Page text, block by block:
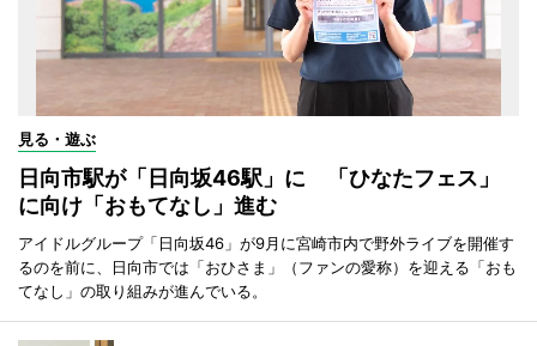
見る・遊ぶ
日向市駅が「日向坂46駅」に 「ひなたフェス」
に向け「おもてなし」進む
アイドルグループ「日向坂46」が9月に宮崎市内で野外ライブを開催す
るのを前に、日向市では「おひさま」（ファンの愛称）を迎える「おも
てなし」の取り組みが進んでいる。